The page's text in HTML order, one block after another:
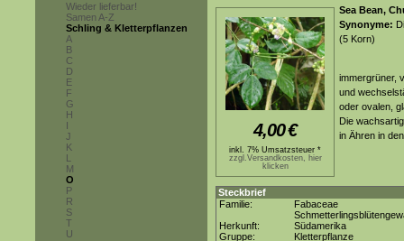
Wieder lieferbar!
Samen A-Z
Schling & Kletterpflanzen
A
B
C
D
E
F
G
H
I
J
K
L
M
O
P
R
S
T
U
4,00€
inkl. 7% Umsatzsteuer *
zzgl.Versandkosten, hier
klicken
Sea Bean,
Synonyme:
(5 Korn)
immergrüner,
und
oder ovalen,
Die
in Ähren in
Steckbrief
Familie:
Fabaceae
Herkunft:
Südamerika
Gruppe:
Kletterpflanze